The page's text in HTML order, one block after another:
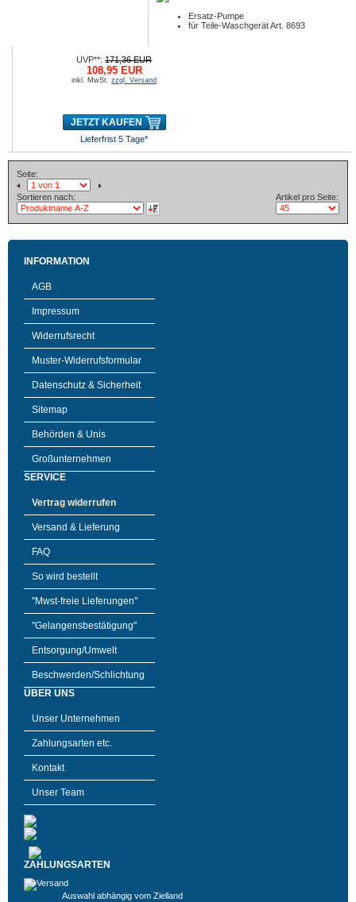
Ersatz-Pumpe
für Teile-Waschgerät Art. 8693
UVP**:171,36 EUR
108,95 EUR
inkl. MwSt.zzgl. Versand
JETZT KAUFEN
Lieferfrist 5 Tage*
Seite:
Sortieren nach: Artikel pro Seite:
INFORMATION
AGB
Impressum
Widerrufsrecht
Muster-Widerrufsformular
Datenschutz & Sicherheit
Sitemap
Behörden & Unis
Großunternehmen
SERVICE
Vertrag widerrufen
Versand & Lieferung
FAQ
So wird bestellt
"Mwst-freie Lieferungen"
"Gelangensbestätigung"
Entsorgung/Umwelt
Beschwerden/Schlichtung
ÜBER UNS
Unser Unternehmen
Zahlungsarten etc.
Kontakt
Unser Team
ZAHLUNGSARTEN
Auswahl abhängig vom Zielland